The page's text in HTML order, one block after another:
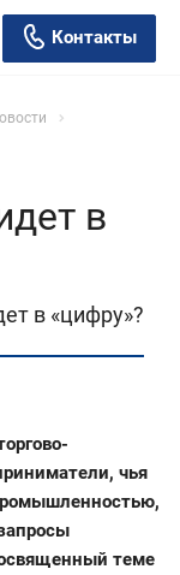
Контакты
в
в «цифру»?
чья
теме